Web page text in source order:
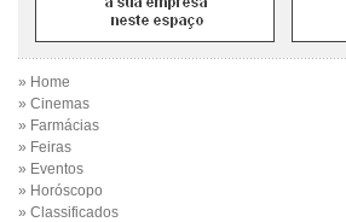
» Home
» Cinemas
» Farmácias
» Feiras
» Eventos
» Horóscopo
» Classificados